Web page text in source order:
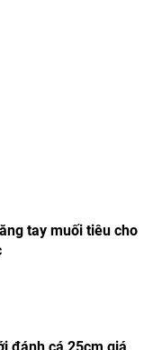
tay muối tiêu cho